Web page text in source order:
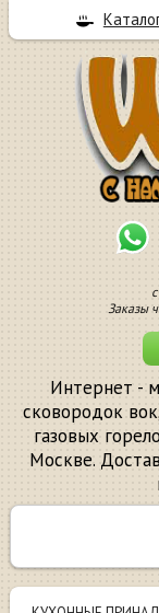
Заказы
Интернет -
сковородок
газовых
Москве.